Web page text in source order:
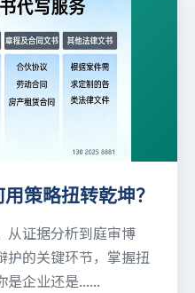
策略扭转乾坤？
从证据分析到庭审博
护的关键环节，掌握扭
是企业还是......